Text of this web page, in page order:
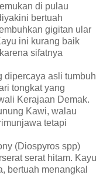
di pulau
bertuah
gigitan ular
ini kurang baik
sifatnya
dipercaya asli tumbuh
tongkat yang
Kerajaan Demak.
Kawi, walau
tetapi
(Diospyros spp)
serat hitam. Kayu
bertuah menangkal